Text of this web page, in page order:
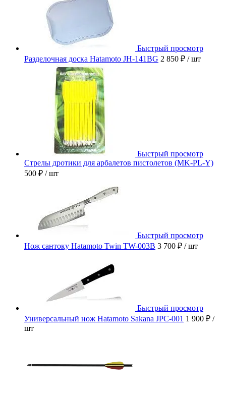
Быстрый просмотр
Разделочная доска Hatamoto JH-141BG 2 850 ₽ / шт
Быстрый просмотр
Стрелы дротики для арбалетов пистолетов (MK-PL-Y)
500 ₽ / шт
Быстрый просмотр
Нож сантоку Hatamoto Twin TW-003B 3 700 ₽ / шт
Быстрый просмотр
Универсальный нож Hatamoto Sakana JPC-001 1 900 ₽ /
шт